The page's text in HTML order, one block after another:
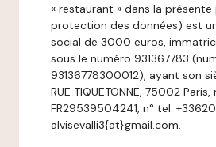
« restaurant » dans la
protection des données) est
social de 3000 euros,
sous le numéro 931367783
93136778300012), ayant son
RUE TIQUETONNE, 75002
FR29539504241, n° tel:
alvisevalli3{at}gmail.com.